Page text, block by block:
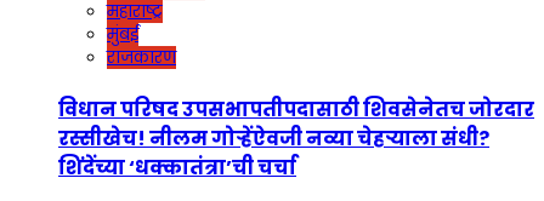
महाराष्ट्र
मुंबई
राजकारण
विधान परिषद उपसभापतीपदासाठी शिवसेनेतच जोरदार
रस्सीखेच! नीलम गोऱ्हेंऐवजी नव्या चेहऱ्याला संधी?
शिंदेंच्या ‘धक्कातंत्रा’ची चर्चा